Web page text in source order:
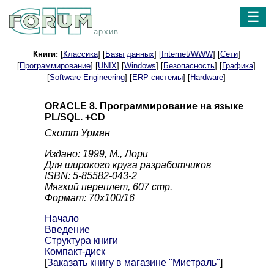
архив
☰
Книги: [Классика] [Базы данных] [Internet/WWW] [Сети]
[Программирование] [UNIX] [Windows] [Безопасность] [Графика]
[Software Engineering] [ERP-системы] [Hardware]
ORACLE 8. Программирование на языке
PL/SQL. +CD
Скотт Урман
Издано: 1999, М., Лори
Для широкого круга разработчиков
ISBN: 5-85582-043-2
Мягкий переплет, 607 стр.
Формат: 70x100/16
Начало
Введение
Структура книги
Компакт-диск
[Заказать книгу в магазине "Мистраль"]